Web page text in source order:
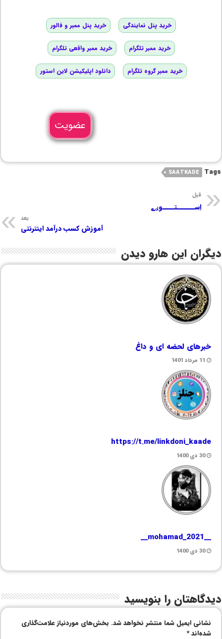
خرید پنل نمایندگی خرید پنل ممبر و فالور
خرید ممبر تلگرام خرید ممبر واقعی تلگرام
خرید ممبر گروه تلگرام دانلود اپلیکیشن لاین استور
عضویت
Tags
SAATKADE
قبل
اِســــــتــــوࢪے
بعد
آموزش کسب درآمد اینترنتی
دیگران این هارو دیدن
خبرهای لحضه ای و داغ
11 مرداد 1401
https://t.me/linkdoni_kaade
30 دی 1400
__mohamad_2021__
30 دی 1400
دیدگاهتان را بنویسید
نشانی ایمیل شما منتشر نخواهد شد. بخش‌های موردنیاز علامت‌گذاری
شده‌اند*